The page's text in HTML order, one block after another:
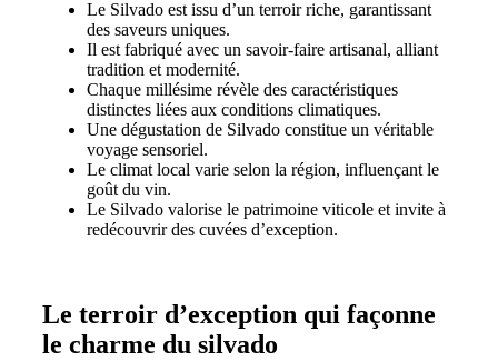
Le Silvado est issu d’un terroir riche, garantissant
des saveurs uniques.
Il est fabriqué avec un savoir-faire artisanal, alliant
tradition et modernité.
Chaque millésime révèle des caractéristiques
distinctes liées aux conditions climatiques.
Une dégustation de Silvado constitue un véritable
voyage sensoriel.
Le climat local varie selon la région, influençant le
goût du vin.
Le Silvado valorise le patrimoine viticole et invite à
redécouvrir des cuvées d’exception.
Le terroir d’exception qui façonne
le charme du silvado